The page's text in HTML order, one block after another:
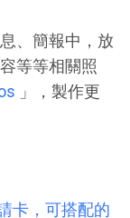
、簡報中，放
等等相關照
」，製作更
卡，可搭配的